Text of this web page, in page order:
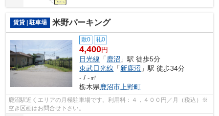
賃貸 | 駐車場 米野パーキング
敷0 礼0
4,400円
日光線 「 鹿沼 」駅 徒歩5分
東武日光線 「新鹿沼 」駅 徒歩34分
- / -㎡
栃木県鹿沼市 上野町
鹿沼駅近くエリアの月極駐車場です。利用料：４，４００円／月（税込）※
空き区画はお問合せ下さい。